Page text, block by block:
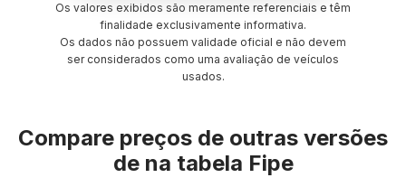
Os valores exibidos são meramente referenciais e têm
finalidade exclusivamente informativa.
Os dados não possuem validade oficial e não devem
ser considerados como uma avaliação de veículos
usados.
Compare preços de outras versões
de na tabela Fipe